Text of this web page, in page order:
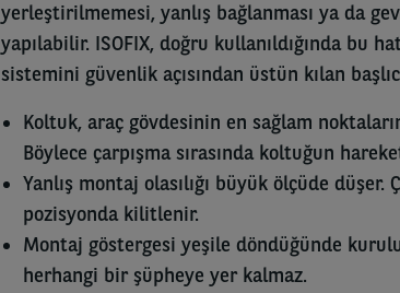
yerleştirilmemesi, yanlış bağlanması ya da
yapılabilir. ISOFIX, doğru kullanıldığında bu
sistemini güvenlik açısından üstün kılan
Koltuk, araç gövdesinin en sağlam
Böylece çarpışma sırasında koltuğun
Yanlış montaj olasılığı büyük ölçüde
pozisyonda kilitlenir.
Montaj göstergesi yeşile döndüğünde
herhangi bir şüpheye yer kalmaz.